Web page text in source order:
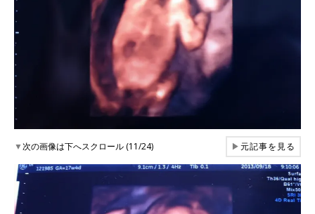
▼次の画像は下へスクロール (11/24) ▶元記事を見る